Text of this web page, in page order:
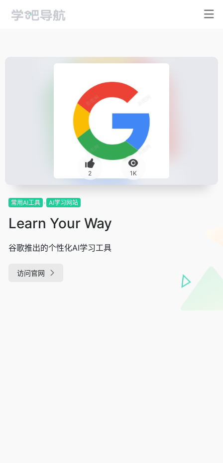
2 1K
常用AI工具 AI学习网站
Learn Your Way
谷歌推出的个性化AI学习工具
访问官网